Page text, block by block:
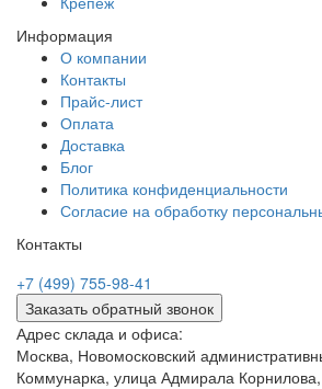
Информация
О компании
Контакты
Прайс-лист
Оплата
Доставка
Блог
Политика конфиденциальности
Согласие на обработку
Контакты
+7 (499) 755-98-41
Заказать обратный звонок
Адрес склада и офиса:
Москва, Новомосковский
Коммунарка, улица Адмирала